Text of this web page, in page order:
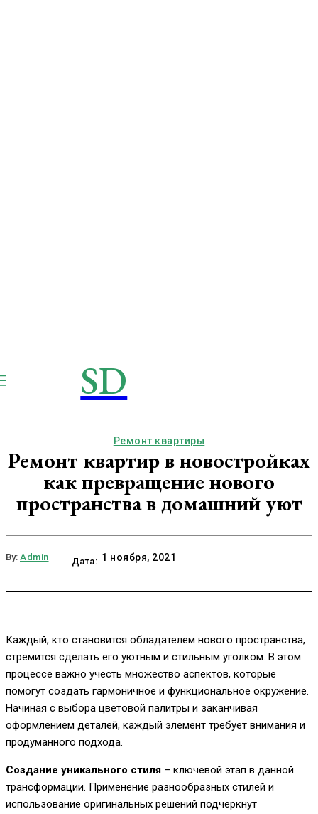
SD
Ремонт квартиры
Ремонт квартир в новостройках
как превращение нового
пространства в домашний уют
By: Admin Дата: 1 ноября, 2021
Каждый, кто становится обладателем нового пространства,
стремится сделать его уютным и стильным уголком. В этом
процессе важно учесть множество аспектов, которые
помогут создать гармоничное и функциональное окружение.
Начиная с выбора цветовой палитры и заканчивая
оформлением деталей, каждый элемент требует внимания и
продуманного подхода.
Создание уникального стиля – ключевой этап в данной
трансформации. Применение разнообразных стилей и
использование оригинальных решений подчеркнут